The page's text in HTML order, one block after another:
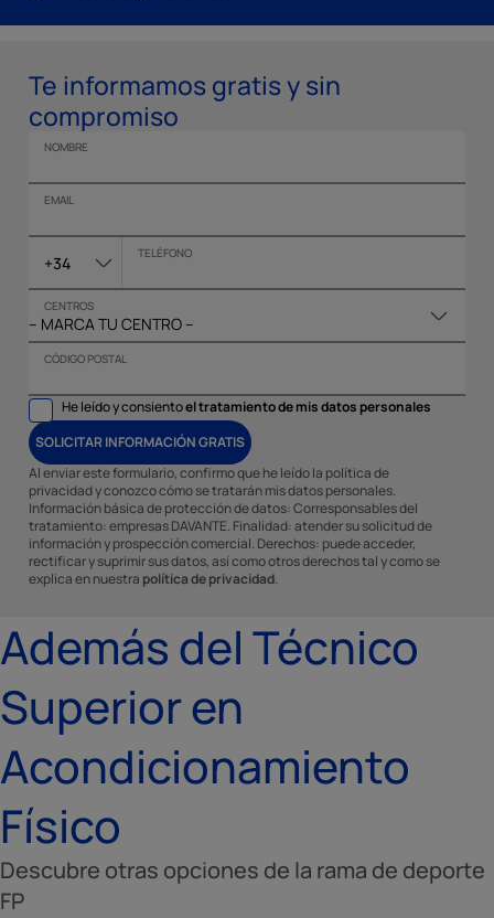
Te informamos gratis y sin
compromiso
NOMBRE
EMAIL
+34 TELÉFONO
CENTROS
CÓDIGO POSTAL
He leído y consientoel tratamiento de mis datos personales
SOLICITAR INFORMACIÓN GRATIS
Al enviar este formulario, confirmo que he leído la política de
privacidad y conozco cómo se tratarán mis datos personales.
Información básica de protección de datos: Corresponsables del
tratamiento: empresas DAVANTE. Finalidad: atender su solicitud de
información y prospección comercial. Derechos: puede acceder,
rectificar y suprimir sus datos, así como otros derechos tal y como se
explica en nuestra política de privacidad.
Además del Técnico
Superior en
Acondicionamiento
Físico
Descubre otras opciones de la rama de deporte
FP